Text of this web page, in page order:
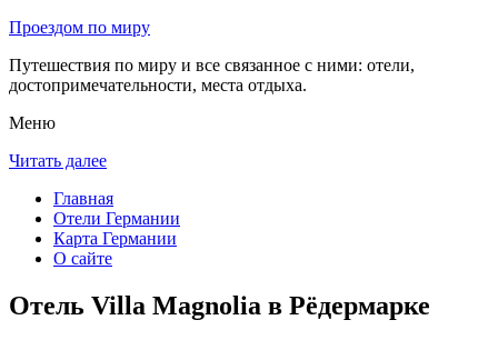
Проездом по миру
Путешествия по миру и все связанное с ними: отели,
достопримечательности, места отдыха.
Меню
Читать далее
Главная
Отели Германии
Карта Германии
О сайте
Отель Villa Magnolia в Рёдермарке